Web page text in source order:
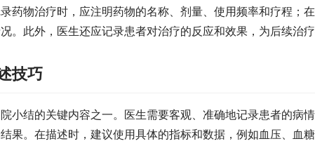
药物治疗时，应注明药物的名称、剂量、使用频率和疗程；
。此外，医生还应记录患者对治疗的反应和效果，为后续治疗
技巧
小结的关键内容之一。医生需要客观、准确地记录患者的病
果。在描述时，建议使用具体的指标和数据，例如血压、血